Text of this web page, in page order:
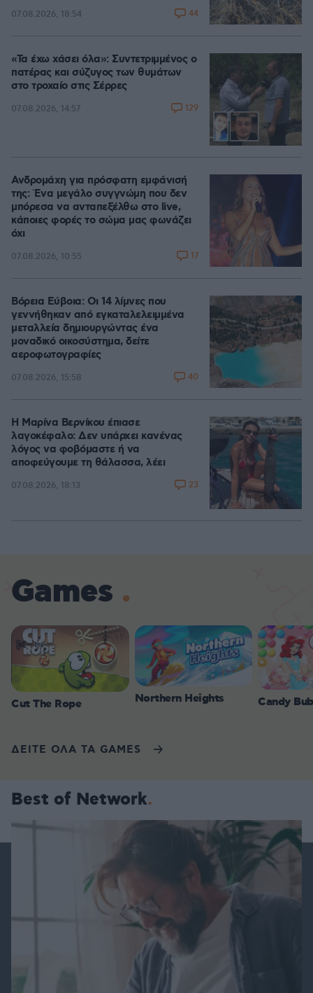
07.08.2026, 18:54 44
«Τα έχω χάσει όλα»: Συντετριμμένος ο
πατέρας και σύζυγος των θυμάτων
στο τροχαίο στις Σέρρες
07.08.2026, 14:57 129
Ανδρομάχη για πρόσφατη εμφάνισή
της: Ένα μεγάλο συγγνώμη που δεν
μπόρεσα να ανταπεξέλθω στο live,
κάποιες φορές το σώμα μας φωνάζει
όχι
07.08.2026, 10:55 17
Βόρεια Εύβοια: Οι 14 λίμνες που
γεννήθηκαν από εγκαταλελειμμένα
μεταλλεία δημιουργώντας ένα
μοναδικό οικοσύστημα, δείτε
αεροφωτογραφίες
07.08.2026, 15:58 40
Η Μαρίνα Βερνίκου έπιασε
λαγοκέφαλο: Δεν υπάρχει κανένας
λόγος να φοβόμαστε ή να
αποφεύγουμε τη θάλασσα, λέει
07.08.2026, 18:13 23
Games
Cut The Rope Northern Heights Candy
ΔΕΙΤΕ ΟΛΑ ΤΑ GAMES
Best of Network